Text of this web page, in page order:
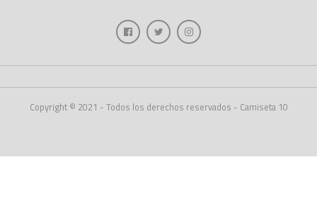
Copyright © 2021 - Todos los derechos reservados - Camiseta 10